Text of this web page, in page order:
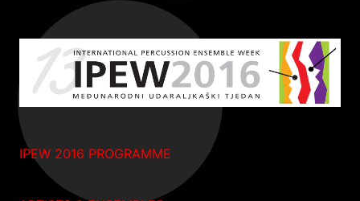
IPEW 2016 PROGRAMME